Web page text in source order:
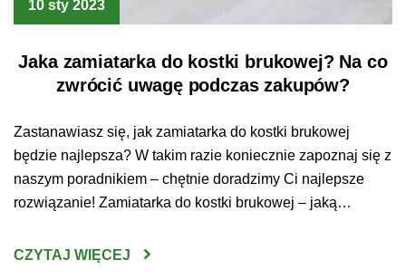
10 sty 2023
Jaka zamiatarka do kostki brukowej? Na co
zwrócić uwagę podczas zakupów?
Zastanawiasz się, jak zamiatarka do kostki brukowej
będzie najlepsza? W takim razie koniecznie zapoznaj się z
naszym poradnikiem – chętnie doradzimy Ci najlepsze
rozwiązanie! Zamiatarka do kostki brukowej – jaką
oczyszczania kostki brukowej nie jest wcale prostym
CZYTAJ WIĘCEJ